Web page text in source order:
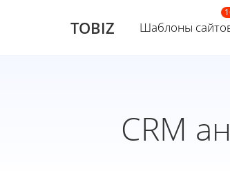
TOBIZ Шаблоны
CRM